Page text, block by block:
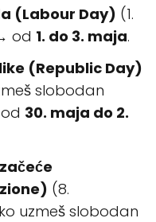
(Labour Day) (1.
od 1. do 3. maja.
(Republic Day)
slobodan
30. maja do 2.
(8.
uzmeš slobodan